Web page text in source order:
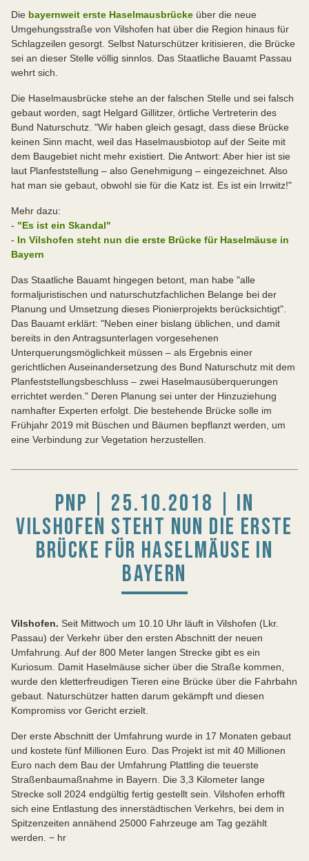
Die bayernweit erste Haselmausbrücke über die neue
Umgehungsstraße von Vilshofen hat über die Region hinaus für
Schlagzeilen gesorgt. Selbst Naturschützer kritisieren, die Brücke
sei an dieser Stelle völlig sinnlos. Das Staatliche Bauamt Passau
wehrt sich.
Die Haselmausbrücke stehe an der falschen Stelle und sei falsch
gebaut worden, sagt Helgard Gillitzer, örtliche Vertreterin des
Bund Naturschutz. "Wir haben gleich gesagt, dass diese Brücke
keinen Sinn macht, weil das Haselmausbiotop auf der Seite mit
dem Baugebiet nicht mehr existiert. Die Antwort: Aber hier ist sie
laut Planfeststellung – also Genehmigung – eingezeichnet. Also
hat man sie gebaut, obwohl sie für die Katz ist. Es ist ein Irrwitz!"
Mehr dazu:
- "Es ist ein Skandal"
- In Vilshofen steht nun die erste Brücke für Haselmäuse in
Bayern
Das Staatliche Bauamt hingegen betont, man habe "alle
formaljuristischen und naturschutzfachlichen Belange bei der
Planung und Umsetzung dieses Pionierprojekts berücksichtigt".
Das Bauamt erklärt: "Neben einer bislang üblichen, und damit
bereits in den Antragsunterlagen vorgesehenen
Unterquerungsmöglichkeit müssen – als Ergebnis einer
gerichtlichen Auseinandersetzung des Bund Naturschutz mit dem
Planfeststellungsbeschluss – zwei Haselmausüberquerungen
errichtet werden." Deren Planung sei unter der Hinzuziehung
namhafter Experten erfolgt. Die bestehende Brücke solle im
Frühjahr 2019 mit Büschen und Bäumen bepflanzt werden, um
eine Verbindung zur Vegetation herzustellen.
PNP | 25.10.2018 | IN
VILSHOFEN STEHT NUN DIE ERSTE
BRÜCKE FÜR HASELMÄUSE IN
BAYERN
Vilshofen. Seit Mittwoch um 10.10 Uhr läuft in Vilshofen (Lkr.
Passau) der Verkehr über den ersten Abschnitt der neuen
Umfahrung. Auf der 800 Meter langen Strecke gibt es ein
Kuriosum. Damit Haselmäuse sicher über die Straße kommen,
wurde den kletterfreudigen Tieren eine Brücke über die Fahrbahn
gebaut. Naturschützer hatten darum gekämpft und diesen
Kompromiss vor Gericht erzielt.
Der erste Abschnitt der Umfahrung wurde in 17 Monaten gebaut
und kostete fünf Millionen Euro. Das Projekt ist mit 40 Millionen
Euro nach dem Bau der Umfahrung Plattling die teuerste
Straßenbaumaßnahme in Bayern. Die 3,3 Kilometer lange
Strecke soll 2024 endgültig fertig gestellt sein. Vilshofen erhofft
sich eine Entlastung des innerstädtischen Verkehrs, bei dem in
Spitzenzeiten annähend 25000 Fahrzeuge am Tag gezählt
werden. − hr